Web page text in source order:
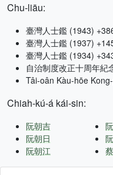
Chu-liāu:
臺灣人士鑑 (1943)
臺灣人士鑑 (1937)
臺灣人士鑑 (1934)
自治制度改正十周年
Tâi-oân Kàu-hōe
Chiah-kú-á kái-sin:
阮朝吉
阮朝日
阮朝江